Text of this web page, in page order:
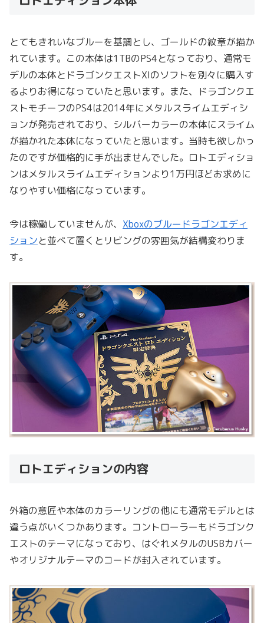
とてもきれいなブルーを基調とし、ゴールドの紋章が描か
れています。この本体は1TBのPS4となっており、通常モ
デルの本体とドラゴンクエストXIのソフトを別々に購入す
るよりお得になっていたと思います。また、ドラゴンクエ
ストモチーフのPS4は2014年にメタルスライムエディシ
ョンが発売されており、シルバーカラーの本体にスライム
が描かれた本体になっていたと思います。当時も欲しかっ
たのですが価格的に手が出ませんでした。ロトエディショ
ンはメタルスライムエディションより1万円ほどお求めに
なりやすい価格になっています。
今は稼働していませんが、 Xboxのブルードラゴンエディ
ションと並べて置くとリビングの雰囲気が結構変わりま
す。
ロトエディションの内容
外箱の意匠や本体のカラーリングの他にも通常モデルとは
違う点がいくつかあります。コントローラーもドラゴンク
エストのテーマになっており、はぐれメタルのUSBカバー
やオリジナルテーマのコードが封入されています。